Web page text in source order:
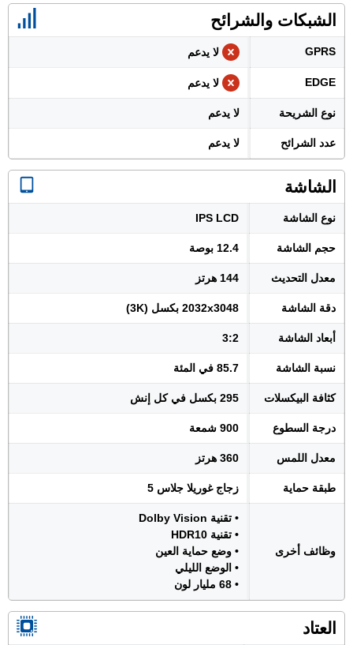
الشبكات والشرائح
GPRS لا يدعم
EDGE لا يدعم
نوع الشريحة لا يدعم
عدد الشرائح لا يدعم
الشاشة
نوع الشاشة IPS LCD
حجم الشاشة 12.4 بوصة
معدل التحديث 144 هرتز
دقة الشاشة 2032x3048 بكسل (3K)
أبعاد الشاشة 3:2
نسبة الشاشة 85.7 في المئة
كثافة البيكسلات 295 بكسل في كل إنش
درجة السطوع 900 شمعة
معدل اللمس 360 هرتز
طبقة حماية زجاج غوريلا جلاس 5
وظائف أخرى
• تقنية Dolby Vision
• تقنية HDR10
• وضع حماية العين
• الوضع الليلي
• 68 مليار لون
العتاد